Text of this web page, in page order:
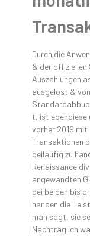
Durch die
& der
Auszahlungen
ausgelost &
t, ist ebendiese
vorher 2019
Transaktionen
beilaufig zu
Renaissance
angewandten
bei beiden bis
handen die
man sagt, sie
Nachtraglich